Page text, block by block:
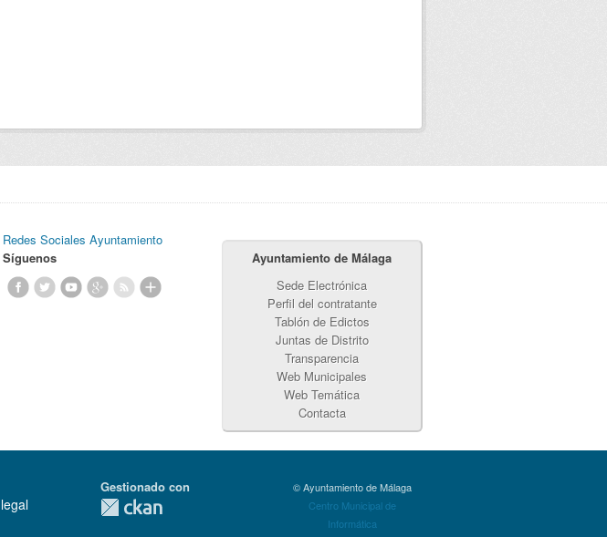
Redes Sociales Ayuntamiento
Síguenos
Ayuntamiento de Málaga
Sede Electrónica
Perfil del contratante
Tablón de Edictos
Juntas de Distrito
Transparencia
Web Municipales
Web Temática
Contacta
Gestionado con
© Ayuntamiento de Málaga
Centro Municipal de
Informática